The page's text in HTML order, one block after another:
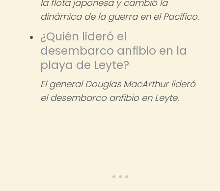
la flota japonesa y cambió la
dinámica de la guerra en el Pacífico.
¿Quién lideró el
desembarco anfibio en la
playa de Leyte?
El general Douglas MacArthur lideró
el desembarco anfibio en Leyte.